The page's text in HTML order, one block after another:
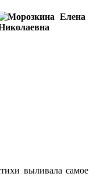
выливала самое